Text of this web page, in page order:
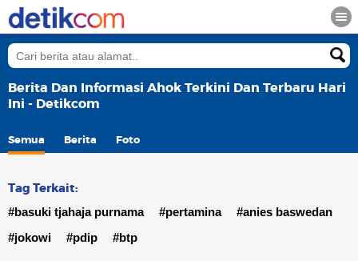
Berita Dan Informasi Ahok Terkini Dan Terbaru Hari
Ini - Detikcom
Semua Berita Foto
Tag Terkait:
#basuki tjahaja purnama #pertamina
#anies baswedan
#jokowi
#pdip #btp